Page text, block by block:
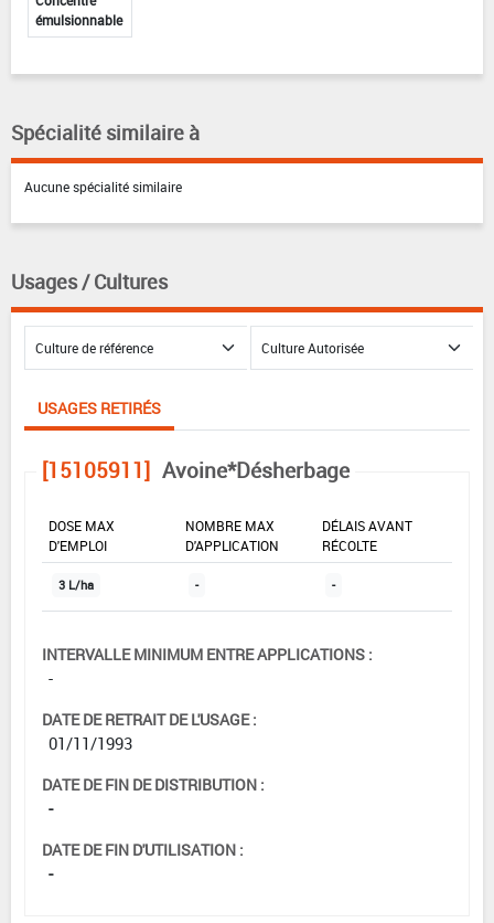
émulsionnable
Spécialité similaire à
Aucune spécialité similaire
Usages / Cultures
USAGES RETIRÉS
[15105911] Avoine*Désherbage
DOSE MAX
D'EMPLOI
NOMBRE MAX
D'APPLICATION
DÉLAIS AVANT
RÉCOLTE
3 L/ha - -
INTERVALLE MINIMUM ENTRE APPLICATIONS :
-
DATE DE RETRAIT DE L'USAGE :
01/11/1993
DATE DE FIN DE DISTRIBUTION :
-
DATE DE FIN D'UTILISATION :
-